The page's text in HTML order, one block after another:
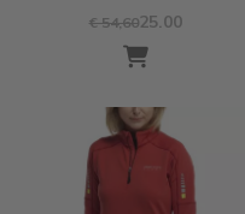
€ 54,6025.00